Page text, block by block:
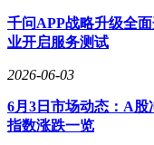
市场分析认为，金刚
2026年将成为金刚石
领域金刚石散热材料
培育钻石板块自4月以
暂回调，但整体上行趋
千问APP战略升级全
业开启服务测试
2026-06-03
6月3日市场动态：A
指数涨跌一览